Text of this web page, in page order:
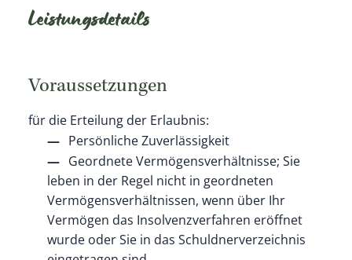
Leistungsdetails
Voraussetzungen
für die Erteilung der Erlaubnis:
Persönliche Zuverlässigkeit
Geordnete Vermögensverhältnisse; Sie
leben in der Regel nicht in geordneten
Vermögensverhältnissen, wenn über Ihr
Vermögen das Insolvenzverfahren eröffnet
wurde oder Sie in das Schuldnerverzeichnis